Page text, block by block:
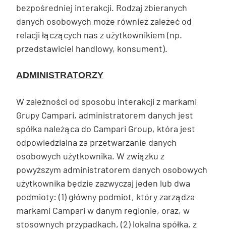
bezpośredniej interakcji. Rodzaj zbieranych
danych osobowych może również zależeć od
relacji łączących nas z użytkownikiem (np.
przedstawiciel handlowy, konsument).
ADMINISTRATORZY
W zależności od sposobu interakcji z markami
Grupy Campari, administratorem danych jest
spółka należąca do Campari Group, która jest
odpowiedzialna za przetwarzanie danych
osobowych użytkownika. W związku z
powyższym administratorem danych osobowych
użytkownika będzie zazwyczaj jeden lub dwa
podmioty: (1) główny podmiot, który zarządza
markami Campari w danym regionie, oraz, w
stosownych przypadkach, (2) lokalna spółka, z